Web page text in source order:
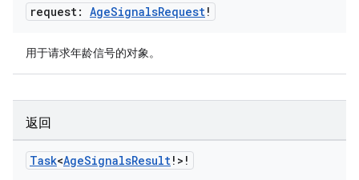
request: AgeSignalsRequest!
用于请求年龄信号的对象。
返回
Task<AgeSignalsResult!>!